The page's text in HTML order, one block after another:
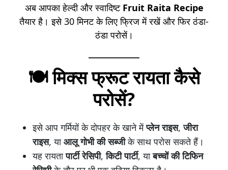
अब आपका हेल्दी और स्वादिष्ट Fruit Raita Recipe
तैयार है। इसे 30 मिनट के लिए फ्रिज में रखें और फिर ठंडा-
ठंडा परोसें।
🍽️ मिक्स फ्रूट रायता कैसे
परोसें?
इसे आप गर्मियों के दोपहर के खाने मेंप्लेन राइस,जीरा
राइस, याआलू गोभी की सब्जीके साथ परोस सकते हैं।
यह रायतापार्टी रेसिपी,किटी पार्टी, याबच्चों की टिफिन